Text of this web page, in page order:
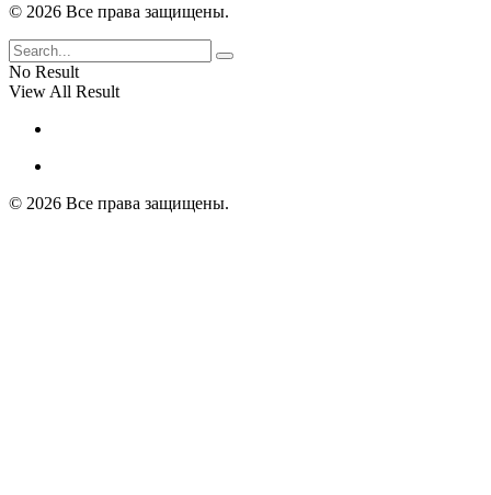
© 2026 Все права защищены.
No Result
View All Result
© 2026 Все права защищены.